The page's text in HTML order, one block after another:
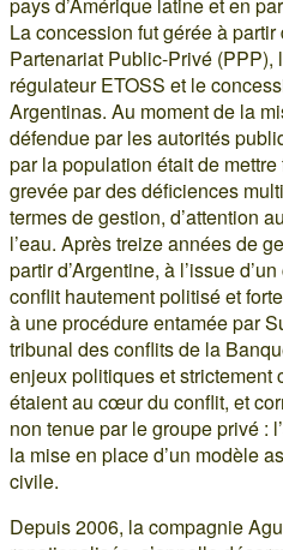
pays d’Amérique latine et en
La concession fut gérée à
Partenariat Public-Privé (PPP),
régulateur ETOSS et le
Argentinas. Au moment de la
défendue par les autorités
par la population était de
grevée par des déficiences
termes de gestion, d’attention
l’eau. Après treize années de
partir d’Argentine, à l’issue
conflit hautement politisé et
à une procédure entamée par
tribunal des conflits de la
enjeux politiques et strictement
étaient au cœur du conflit, et
non tenue par le groupe privé :
la mise en place d’un modèle
civile.
Depuis 2006, la compagnie